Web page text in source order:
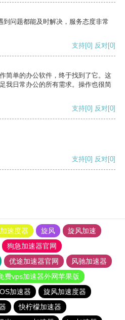
到问题都能及时解决，服务态度非常
支持[0] 反对[0]
简单的办公软件，终于找到了它。这
我日常办公的所有需求。操作也很简
支持[0] 反对[0]
支持[0] 反对[0]
速度器 旋风
旋风加速
狗急加速器官网
优途加速器官网
风驰加速器
费vps加速器外网苹果版
加速器
旋风加速度器
快柠檬加速器